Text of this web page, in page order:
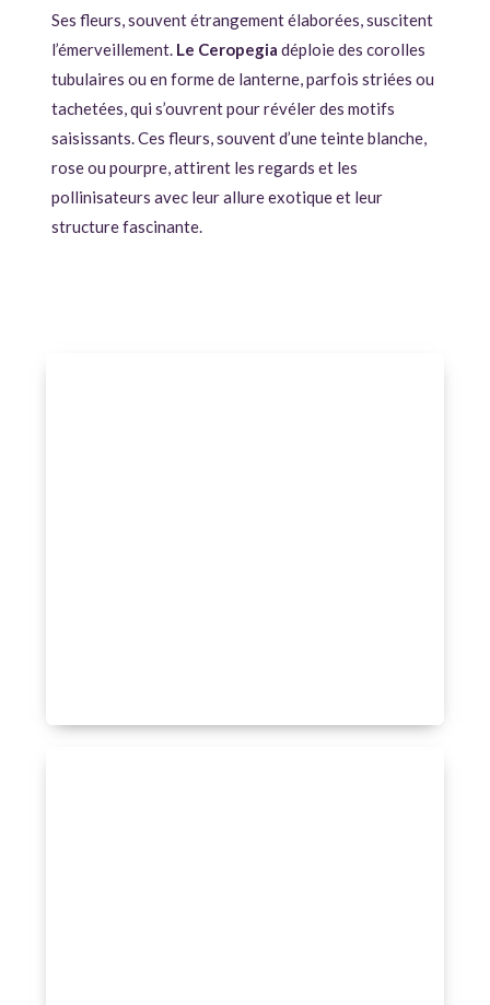
Ses fleurs, souvent étrangement élaborées, suscitent
l’émerveillement. Le Ceropegia déploie des corolles
tubulaires ou en forme de lanterne, parfois striées ou
tachetées, qui s’ouvrent pour révéler des motifs
saisissants. Ces fleurs, souvent d’une teinte blanche,
rose ou pourpre, attirent les regards et les
pollinisateurs avec leur allure exotique et leur
structure fascinante.